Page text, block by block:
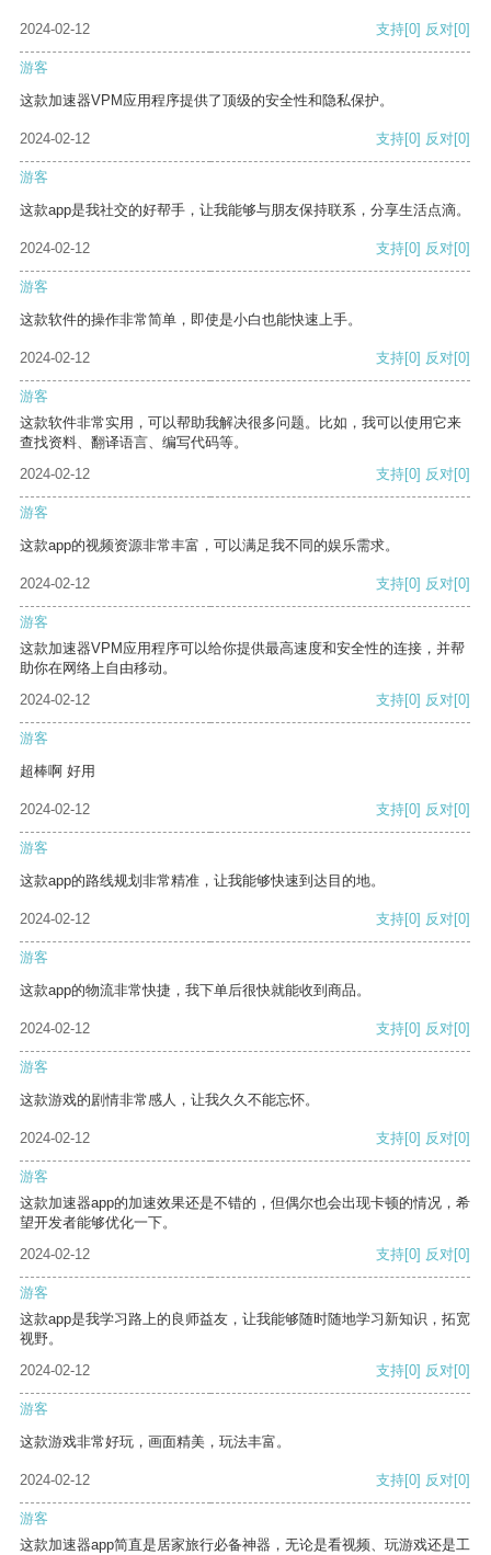
2024-02-12 支持[0] 反对[0]
游客
这款加速器VPM应用程序提供了顶级的安全性和隐私保护。
2024-02-12 支持[0] 反对[0]
游客
这款app是我社交的好帮手，让我能够与朋友保持联系，分享生活点滴。
2024-02-12 支持[0] 反对[0]
游客
这款软件的操作非常简单，即使是小白也能快速上手。
2024-02-12 支持[0] 反对[0]
游客
这款软件非常实用，可以帮助我解决很多问题。比如，我可以使用它来
查找资料、翻译语言、编写代码等。
2024-02-12
支持[0] 反对[0]
游客
这款app的视频资源非常丰富，可以满足我不同的娱乐需求。
2024-02-12 支持[0] 反对[0]
游客
这款加速器VPM应用程序可以给你提供最高速度和安全性的连接，并帮
助你在网络上自由移动。
2024-02-12
支持[0] 反对[0]
游客
超棒啊 好用
2024-02-12 支持[0] 反对[0]
游客
这款app的路线规划非常精准，让我能够快速到达目的地。
2024-02-12 支持[0] 反对[0]
游客
这款app的物流非常快捷，我下单后很快就能收到商品。
2024-02-12 支持[0] 反对[0]
游客
这款游戏的剧情非常感人，让我久久不能忘怀。
2024-02-12 支持[0] 反对[0]
游客
这款加速器app的加速效果还是不错的，但偶尔也会出现卡顿的情况，希
望开发者能够优化一下。
2024-02-12
支持[0] 反对[0]
游客
这款app是我学习路上的良师益友，让我能够随时随地学习新知识，拓宽
视野。
2024-02-12
支持[0] 反对[0]
游客
这款游戏非常好玩，画面精美，玩法丰富。
2024-02-12 支持[0] 反对[0]
游客
这款加速器app简直是居家旅行必备神器，无论是看视频、玩游戏还是工